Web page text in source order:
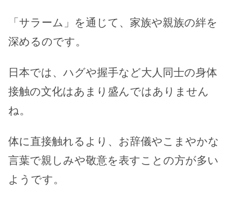
「サラーム」を通じて、家族や親族の絆を
深めるのです。
日本では、ハグや握手など大人同士の身体
接触の文化はあまり盛んではありません
ね。
体に直接触れるより、お辞儀やこまやかな
言葉で親しみや敬意を表すことの方が多い
ようです。